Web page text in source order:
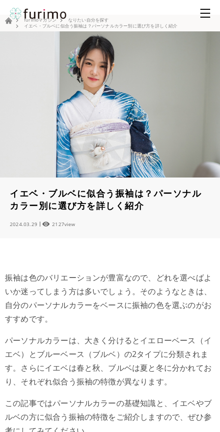
furimoマガジン
なりたい自分を探す
イエベ・ブルベに似合う振袖は？パーソナルカラー別に選び方を詳しく紹介
イエベ・ブルベに似合う振袖は？パーソナル
カラー別に選び方を詳しく紹介
2024.03.29 2127view
振袖は色のバリエーションが豊富なので、どれを選べばよ
いか迷ってしまう方は多いでしょう。そのようなときは、
自分のパーソナルカラーをベースに振袖の色を選ぶのがお
すすめです。
パーソナルカラーは、大きく分けるとイエローベース（イ
エベ）とブルーベース（ブルベ）の2タイプに分類されま
す。さらにイエベは春と秋、ブルベは夏と冬に分かれてお
り、それぞれ似合う振袖の特徴が異なります。
この記事ではパーソナルカラーの基礎知識と、イエベやブ
ルベの方に似合う振袖の特徴をご紹介しますので、ぜひ参